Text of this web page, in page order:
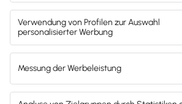
Gendergerechte Sprache
Privatsphäre-Einstellungen